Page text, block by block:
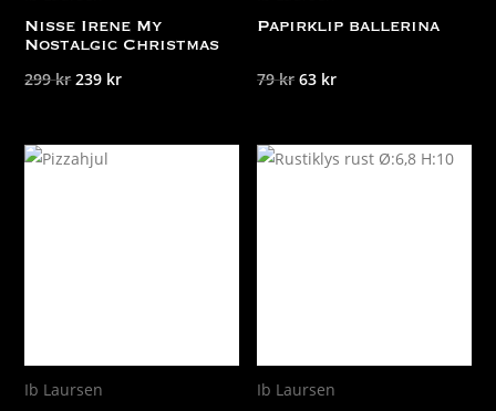
Nisse Irene My
Nostalgic Christmas
299krDet
var:
239 krDet
Papirklip ballerina
79kr Det
var:
63 krDet
är:
Ib Laursen Ib Laursen